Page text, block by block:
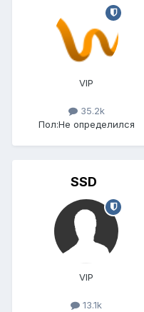
VIP
35.2k
Пол:Не определился
SSD
VIP
13.1k